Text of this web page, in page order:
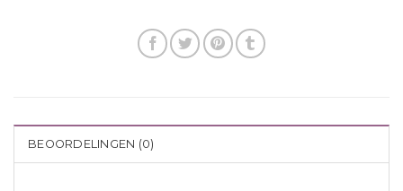
BEOORDELINGEN (0)